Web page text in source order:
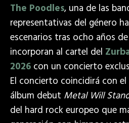
The Poodles, una de las
representativas del género
escenarios tras ocho años
incorporan al cartel del
2026 con un concierto
El concierto coincidirá con el
álbum debut Metal Will
del hard rock europeo que